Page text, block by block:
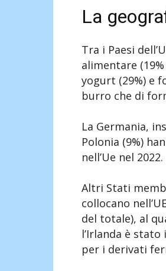
La
Tra i Paesi
alimentare
yogurt (29%) e
burro che di
La Germania,
Polonia (9%)
nell’Ue nel 2022.
Altri Stati
collocano
del totale), al
l’Irlanda è
per i derivati